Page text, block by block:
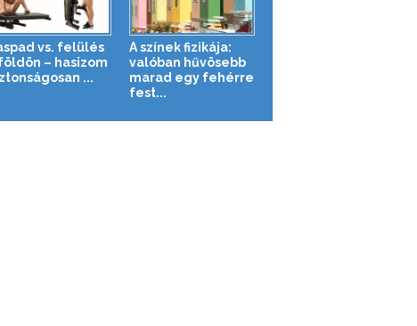
vs. felülés
– hasizom
...
A színek fizikája:
valóban hűvösebb
marad egy fehérre
fest...